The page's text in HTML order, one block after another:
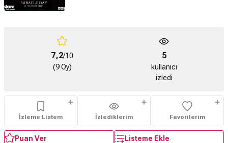
7,2/10
(9 Oy)
5
kullanıcı
izledi
İzleme Listem İzlediklerim Favorilerim
Puan Ver Listeme Ekle